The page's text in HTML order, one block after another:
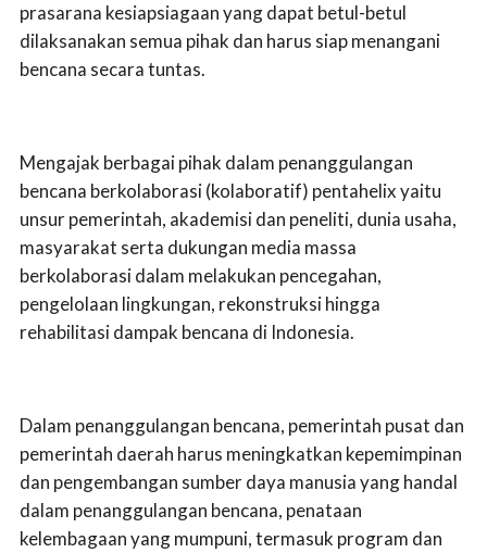
prasarana kesiapsiagaan yang dapat betul-betul
dilaksanakan semua pihak dan harus siap menangani
bencana secara tuntas.
Mengajak berbagai pihak dalam penanggulangan
bencana berkolaborasi (kolaboratif) pentahelix yaitu
unsur pemerintah, akademisi dan peneliti, dunia usaha,
masyarakat serta dukungan media massa
berkolaborasi dalam melakukan pencegahan,
pengelolaan lingkungan, rekonstruksi hingga
rehabilitasi dampak bencana di Indonesia.
Dalam penanggulangan bencana, pemerintah pusat dan
pemerintah daerah harus meningkatkan kepemimpinan
dan pengembangan sumber daya manusia yang handal
dalam penanggulangan bencana, penataan
kelembagaan yang mumpuni, termasuk program dan